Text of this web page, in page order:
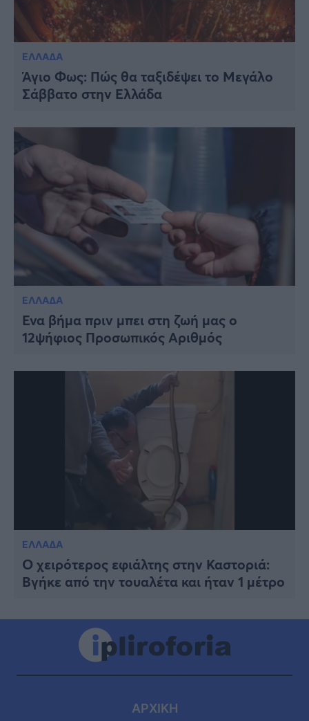
ΕΛΛΑΔΑ
Άγιο Φως: Πώς θα ταξιδέψει το Μεγάλο
Σάββατο στην Ελλάδα
ΕΛΛΑΔΑ
Ένα βήμα πριν μπει στη ζωή μας ο
12ψήφιος Προσωπικός Αριθμός
ΕΛΛΑΔΑ
Ο χειρότερος εφιάλτης στην Καστοριά:
Βγήκε από την τουαλέτα και ήταν 1 μέτρο
ΑΡΧΙΚΗ